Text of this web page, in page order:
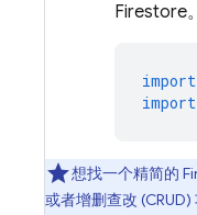
Firestore。
import
import
想找一个精简的
或者增删查改